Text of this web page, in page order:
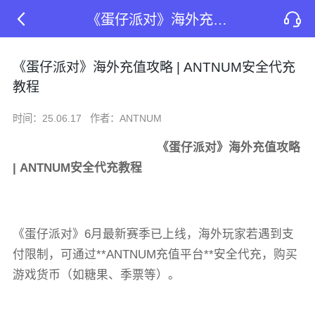
《蛋仔派对》海外充值攻略 | ANTNUM安全代充教程
《蛋仔派对》海外充值攻略 | ANTNUM安全代充
教程
时间：25.06.17 作者：ANTNUM
《蛋仔派对》海外充值攻略
| ANTNUM安全代充教程
《蛋仔派对》6月最新赛季已上线，海外玩家若遇到支
付限制，可通过**ANTNUM充值平台**安全代充，购买
游戏货币（如糖果、季票等）。